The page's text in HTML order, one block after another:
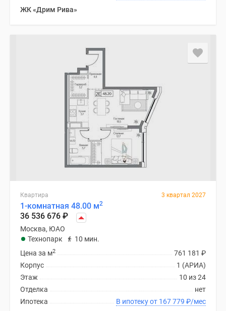
ЖК «Дрим Рива»
Квартира 3 квартал 2027
1-комнатная 48.00 м2
36 536 676 ₽
Москва, ЮАО
Технопарк
10 мин.
761 181 ₽
Цена за м2
1 (АРИА)
Корпус
10 из 24
Этаж
нет
Отделка
В ипотеку от 167 779 ₽/мес
Ипотека